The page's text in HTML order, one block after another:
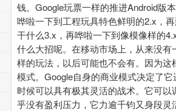
钱。Google玩票一样的推进Android版
哗啦一下到工程玩具特色鲜明的2.x，
干什么3.x，再哗啦一下到像模像样的
什么大招呢。在移动市场上，从来没有
样的玩法，以后可能也不会有。因为这
模式。Google自身的商业模式决定了
时候可以具有极其灵活的战术。它可以
乎没有盈利压力，它力逾千钧又身段灵